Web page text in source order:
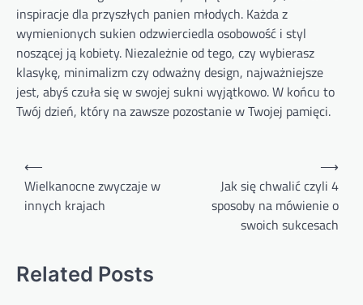
inspiracje dla przyszłych panien młodych. Każda z
wymienionych sukien odzwierciedla osobowość i styl
noszącej ją kobiety. Niezależnie od tego, czy wybierasz
klasykę, minimalizm czy odważny design, najważniejsze
jest, abyś czuła się w swojej sukni wyjątkowo. W końcu to
Twój dzień, który na zawsze pozostanie w Twojej pamięci.
Nawigacja
wpisu
⟵
Wielkanocne zwyczaje w
innych krajach
Jak się chwalić czyli 4
sposoby na mówienie o
swoich sukcesach
⟶
Related Posts